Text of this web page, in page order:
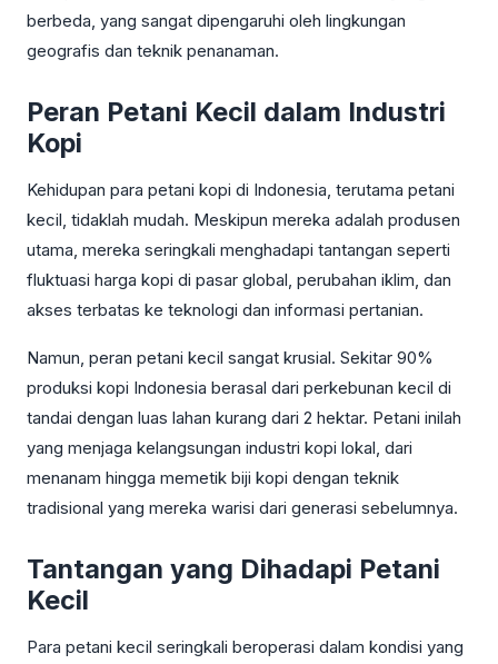
berbeda, yang sangat dipengaruhi oleh lingkungan
geografis dan teknik penanaman.
Peran Petani Kecil dalam Industri
Kopi
Kehidupan para petani kopi di Indonesia, terutama petani
kecil, tidaklah mudah. Meskipun mereka adalah produsen
utama, mereka seringkali menghadapi tantangan seperti
fluktuasi harga kopi di pasar global, perubahan iklim, dan
akses terbatas ke teknologi dan informasi pertanian.
Namun, peran petani kecil sangat krusial. Sekitar 90%
produksi kopi Indonesia berasal dari perkebunan kecil di
tandai dengan luas lahan kurang dari 2 hektar. Petani inilah
yang menjaga kelangsungan industri kopi lokal, dari
menanam hingga memetik biji kopi dengan teknik
tradisional yang mereka warisi dari generasi sebelumnya.
Tantangan yang Dihadapi Petani
Kecil
Para petani kecil seringkali beroperasi dalam kondisi yang